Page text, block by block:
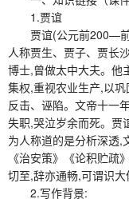
1.贾谊
贾谊(公元前200—前
人称贾生、贾子、贾长
博士,曾做太中大夫。他
集权,重视农业生产,以
反击、诬陷。文帝十一
失职,哭泣岁余而死。贾
为人称道的是分析深透,
《治安策》《论积贮疏
切至,辞亦通畅,可谓识大
2.写作背景: